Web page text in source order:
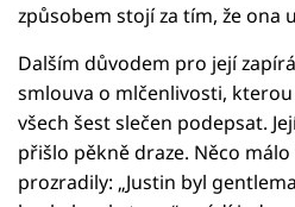
způsobem stojí za tím, že ona
Dalším důvodem pro její
smlouva o mlčenlivosti,
všech šest slečen podepsat.
přišlo pěkně draze. Něco
prozradily: „Justin byl